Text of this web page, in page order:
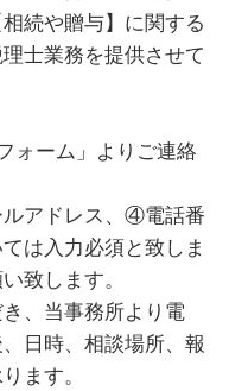
続や贈与】に関する
士業務を提供させて
ォーム」よりご連絡
アドレス、④電話番
は入力必須と致しま
致します。
、当事務所より電
日時、相談場所、報
ます。